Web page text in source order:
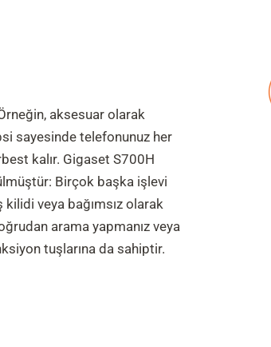
aksesuar olarak
sayesinde telefonunuz her
kalır. Gigaset S700H
Birçok başka işlevi
veya bağımsız olarak
arama yapmanız veya
tuşlarına da sahiptir.